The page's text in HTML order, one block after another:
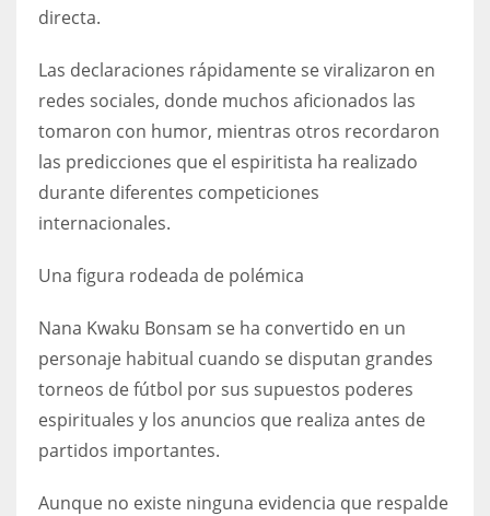
22
26
directa.
Las declaraciones rápidamente se viralizaron en
redes sociales, donde muchos aficionados las
tomaron con humor, mientras otros recordaron
las predicciones que el espiritista ha realizado
durante diferentes competiciones
internacionales.
Una figura rodeada de polémica
Nana Kwaku Bonsam se ha convertido en un
personaje habitual cuando se disputan grandes
torneos de fútbol por sus supuestos poderes
espirituales y los anuncios que realiza antes de
partidos importantes.
Aunque no existe ninguna evidencia que respalde